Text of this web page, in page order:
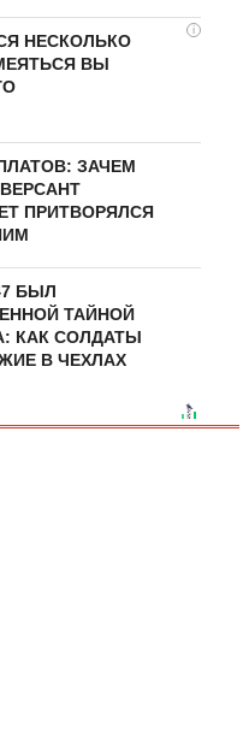
i
НЕСКОЛЬКО
ВЫ
ЗАЧЕМ
ПРИТВОРЯЛСЯ
БЫЛ
ТАЙНОЙ
КАК СОЛДАТЫ
В ЧЕХЛАХ